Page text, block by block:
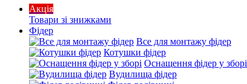
Акція
Товари зі знижками
Фідер
Все для монтажу фідер
Котушки фідер
Оснащення фідер у зборі
Вудилища фідер